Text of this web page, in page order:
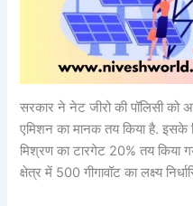
सरकार ने नेट जीरो की पॉलिसी को
एमिशन का मानक तय किया है.
मिश्रण का टारगेट 20% तय किया
क्षेत्र में 500 गीगावॉट का लक्ष्य